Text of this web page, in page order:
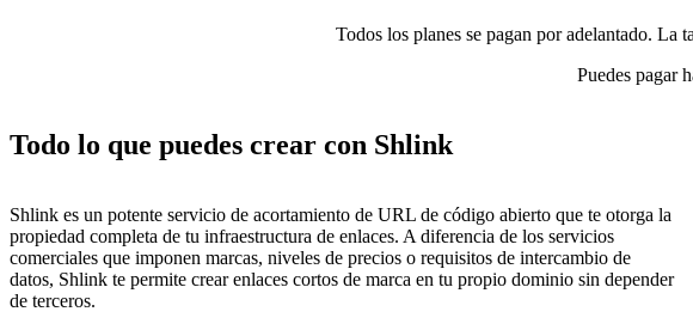
Todos los planes se pagan por adelantado. La
Puedes pagar
Todo lo que puedes crear con Shlink
Shlink es un potente servicio de acortamiento de URL de código abierto que te otorga la
propiedad completa de tu infraestructura de enlaces. A diferencia de los servicios
comerciales que imponen marcas, niveles de precios o requisitos de intercambio de
datos, Shlink te permite crear enlaces cortos de marca en tu propio dominio sin depender
de terceros.